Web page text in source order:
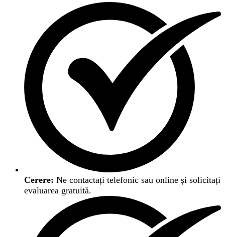
Cerere: Ne contactați telefonic sau online și solicitați
evaluarea gratuită.